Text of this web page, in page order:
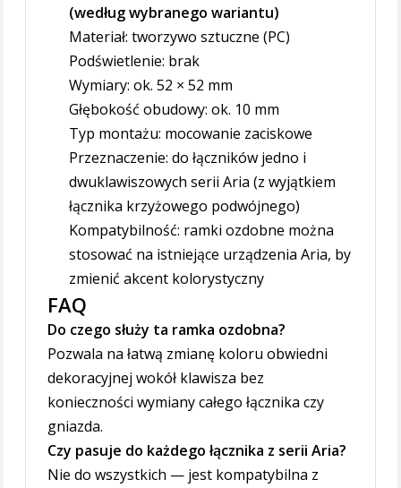
(według wybranego wariantu)
Materiał: tworzywo sztuczne (PC)
Podświetlenie: brak
Wymiary: ok. 52 × 52 mm
Głębokość obudowy: ok. 10 mm
Typ montażu: mocowanie zaciskowe
Przeznaczenie: do łączników jedno i
dwuklawiszowych serii Aria (z wyjątkiem
łącznika krzyżowego podwójnego)
Kompatybilność: ramki ozdobne można
stosować na istniejące urządzenia Aria, by
zmienić akcent kolorystyczny
FAQ
Do czego służy ta ramka ozdobna?
Pozwala na łatwą zmianę koloru obwiedni
dekoracyjnej wokół klawisza bez
konieczności wymiany całego łącznika czy
gniazda.
Czy pasuje do każdego łącznika z serii Aria?
Nie do wszystkich — jest kompatybilna z